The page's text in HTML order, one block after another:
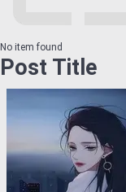
No item found
Post Title